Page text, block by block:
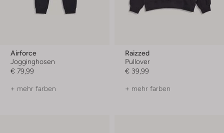
Airforce
Jogginghosen
€ 79,99
+ mehr farben
Raizzed
Pullover
€ 39,99
+ mehr farben